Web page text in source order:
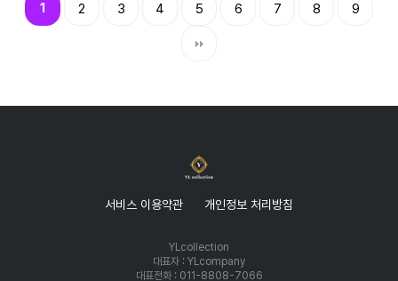
1 2 3 4 5 6 7 8 9
서비스 이용약관 개인정보 처리방침
YLcollection
대표자 : YLcompany
대표전화 : 011-8808-7066